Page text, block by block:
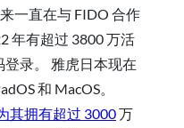
一直在与 FIDO 合作
年有超过 3800 万活
录。 雅虎日本现在
和 MacOS。
其拥有超过 3000万